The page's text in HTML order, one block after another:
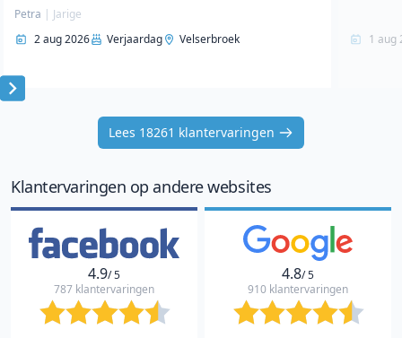
Petra | Jarige
2 aug 2026
Verjaardag Velserbroek 1 aug
Item
Lees 18261 klantervaringen
Klantervaringen op andere websites
4.9/ 5
787 klantervaringen
4.8/ 5
910 klantervaringen